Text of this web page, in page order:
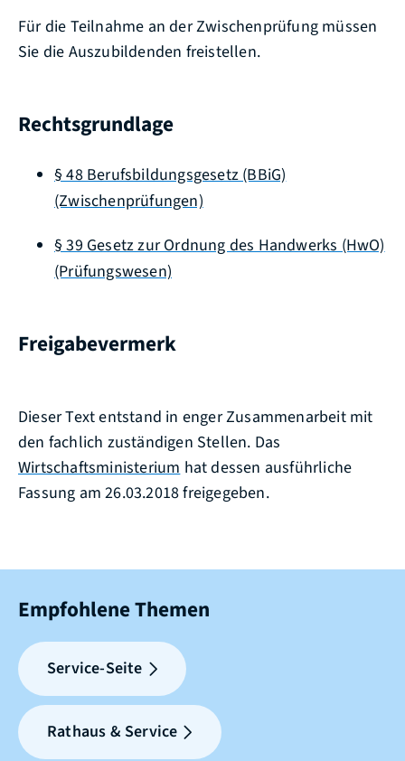
Für die Teilnahme an der Zwischenprüfung müssen
Sie die Auszubildenden freistellen.
Rechtsgrundlage
§ 48 Berufsbildungsgesetz (BBiG)
(Zwischenprüfungen)
§ 39 Gesetz zur Ordnung des Handwerks (HwO)
(Prüfungswesen)
Freigabevermerk
Dieser Text entstand in enger Zusammenarbeit mit
den fachlich zuständigen Stellen. Das
Wirtschaftsministerium hat dessen ausführliche
Fassung am 26.03.2018 freigegeben.
Empfohlene Themen
Service-Seite
Rathaus & Service